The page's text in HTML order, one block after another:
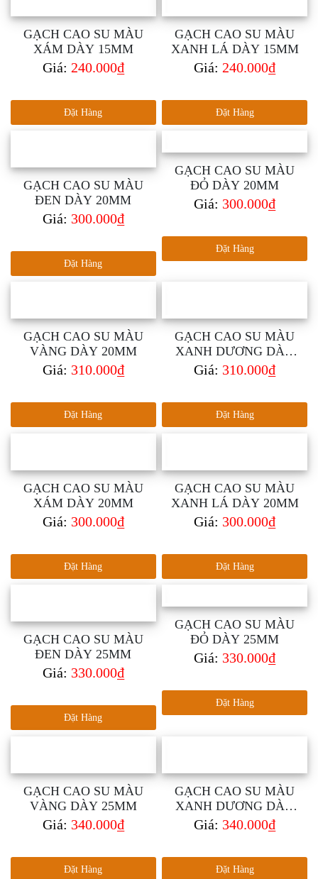
GẠCH CAO SU MÀU
XÁM DÀY 15MM
Giá: 240.000₫
Đặt Hàng
GẠCH CAO SU MÀU
XANH LÁ DÀY 15MM
Giá: 240.000₫
Đặt Hàng
GẠCH CAO SU MÀU
ĐEN DÀY 20MM
Giá: 300.000₫
Đặt Hàng
GẠCH CAO SU MÀU
ĐỎ DÀY 20MM
Giá: 300.000₫
Đặt Hàng
GẠCH CAO SU MÀU
VÀNG DÀY 20MM
Giá: 310.000₫
Đặt Hàng
GẠCH CAO SU MÀU
XANH DƯƠNG DÀY
20MM
Giá: 310.000₫
Đặt Hàng
GẠCH CAO SU MÀU
XÁM DÀY 20MM
Giá: 300.000₫
Đặt Hàng
GẠCH CAO SU MÀU
XANH LÁ DÀY 20MM
Giá: 300.000₫
Đặt Hàng
GẠCH CAO SU MÀU
ĐEN DÀY 25MM
Giá: 330.000₫
Đặt Hàng
GẠCH CAO SU MÀU
ĐỎ DÀY 25MM
Giá: 330.000₫
Đặt Hàng
GẠCH CAO SU MÀU
VÀNG DÀY 25MM
Giá: 340.000₫
Đặt Hàng
GẠCH CAO SU MÀU
XANH DƯƠNG DÀY
25MM
Giá: 340.000₫
Đặt Hàng